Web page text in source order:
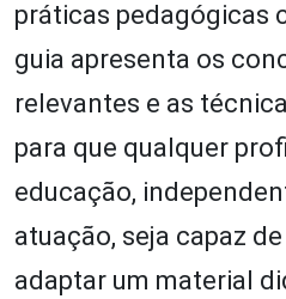
práticas pedagógicas
guia apresenta os
relevantes e as
para que qualquer
educação,
atuação, seja capaz
adaptar um material